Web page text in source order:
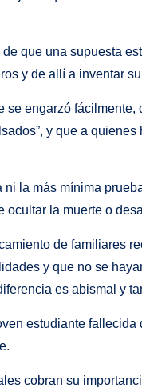
que una supuesta
y de allí a inventar
se engarzó
y que a
ni la más mínima
ocultar la muerte o
de familiares
y que no se
es abismal y
estudiante
cobran su